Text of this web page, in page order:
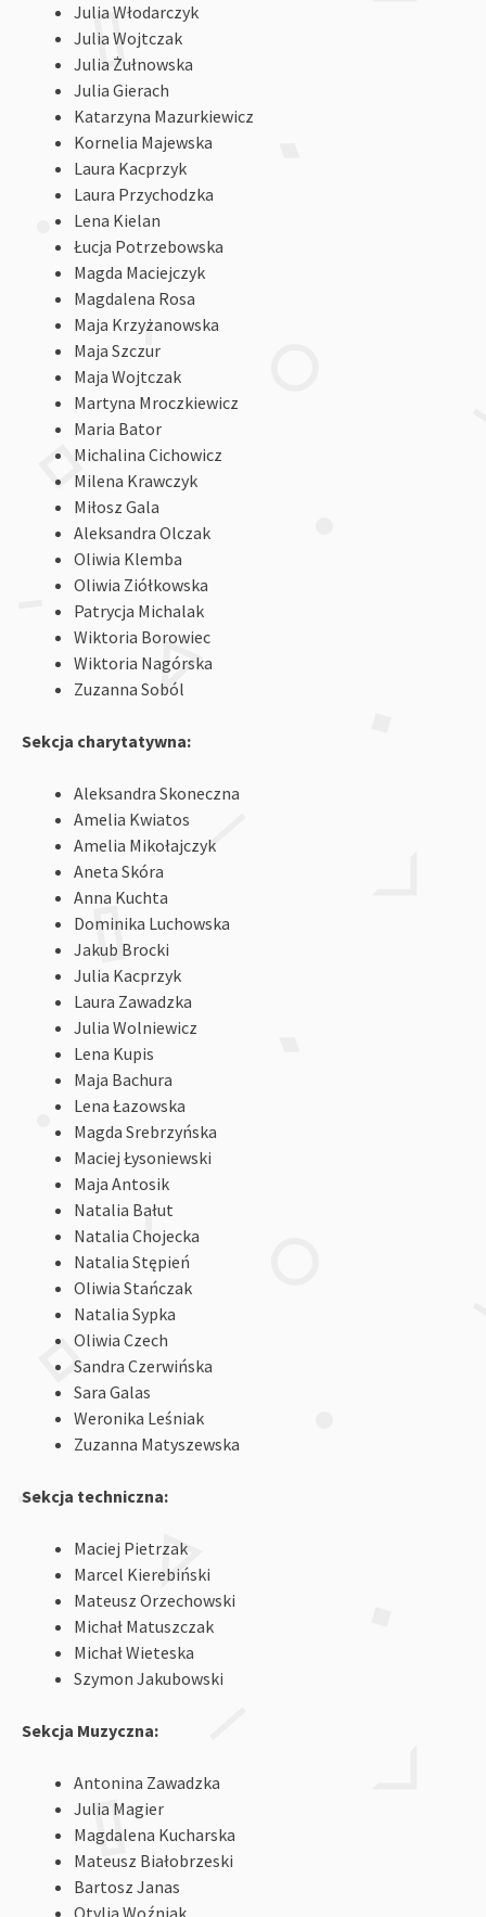
Julia Włodarczyk
Julia Wojtczak
Julia Żułnowska
Julia Gierach
Katarzyna Mazurkiewicz
Kornelia Majewska
Laura Kacprzyk
Laura Przychodzka
Lena Kielan
Łucja Potrzebowska
Magda Maciejczyk
Magdalena Rosa
Maja Krzyżanowska
Maja Szczur
Maja Wojtczak
Martyna Mroczkiewicz
Maria Bator
Michalina Cichowicz
Milena Krawczyk
Miłosz Gala
Aleksandra Olczak
Oliwia Klemba
Oliwia Ziółkowska
Patrycja Michalak
Wiktoria Borowiec
Wiktoria Nagórska
Zuzanna Soból
Sekcja charytatywna:
Aleksandra Skoneczna
Amelia Kwiatos
Amelia Mikołajczyk
Aneta Skóra
Anna Kuchta
Dominika Luchowska
Jakub Brocki
Julia Kacprzyk
Laura Zawadzka
Julia Wolniewicz
Lena Kupis
Maja Bachura
Lena Łazowska
Magda Srebrzyńska
Maciej Łysoniewski
Maja Antosik
Natalia Bałut
Natalia Chojecka
Natalia Stępień
Oliwia Stańczak
Natalia Sypka
Oliwia Czech
Sandra Czerwińska
Sara Galas
Weronika Leśniak
Zuzanna Matyszewska
Sekcja techniczna:
Maciej Pietrzak
Marcel Kierebiński
Mateusz Orzechowski
Michał Matuszczak
Michał Wieteska
Szymon Jakubowski
Sekcja Muzyczna:
Antonina Zawadzka
Julia Magier
Magdalena Kucharska
Mateusz Białobrzeski
Bartosz Janas
Otylia Woźniak